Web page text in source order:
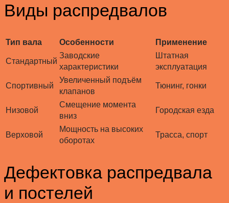
Виды распредвалов
Тип вала Особенности Применение
Стандартный
Заводские
характеристики
Штатная
эксплуатация
Спортивный
Увеличенный подъём
клапанов
Тюнинг, гонки
Низовой
Смещение момента
вниз
Городская езда
Верховой
Мощность на высоких
оборотах
Трасса, спорт
Дефектовка распредвала
и постелей